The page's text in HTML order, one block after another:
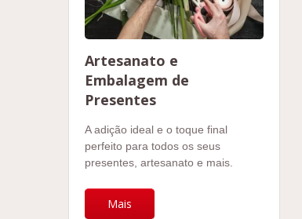
Artesanato e
Embalagem de
Presentes
A adição ideal e o toque final
perfeito para todos os seus
presentes, artesanato e mais.
Mais